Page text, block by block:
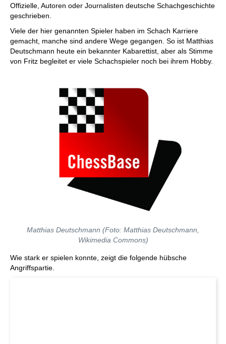
Offizielle, Autoren oder Journalisten deutsche Schachgeschichte
geschrieben.
Viele der hier genannten Spieler haben im Schach Karriere
gemacht, manche sind andere Wege gegangen. So ist Matthias
Deutschmann heute ein bekannter Kabarettist, aber als Stimme
von Fritz begleitet er viele Schachspieler noch bei ihrem Hobby.
Matthias Deutschmann (Foto: Matthias Deutschmann,
Wikimedia Commons)
Wie stark er spielen konnte, zeigt die folgende hübsche
Angriffspartie.